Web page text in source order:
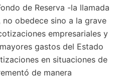
de Reserva -la llamada
no obedece sino a la grave
empresariales y
gastos del Estado
en situaciones de
de manera